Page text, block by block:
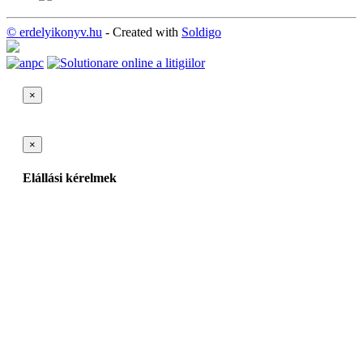
© erdelyikonyv.hu - Created with Soldigo
×
×
Elállási kérelmek